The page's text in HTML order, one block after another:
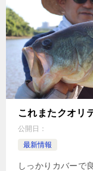
これまたクオリ
公開日：
最新情報
しっかりカバーで